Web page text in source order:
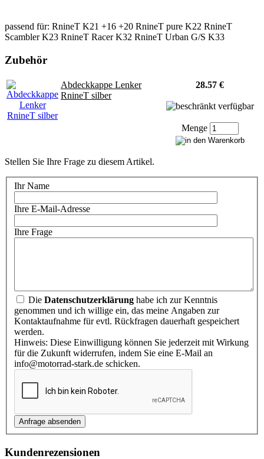
passend für: RnineT K21 +16 +20 RnineT pure K22 RnineT
Scambler K23 RnineT Racer K32 RnineT Urban G/S K33
Zubehör
Abdeckkappe Lenker
RnineT silber
28.57 €
Menge
Stellen Sie Ihre Frage zu diesem Artikel.
Ihr Name
Ihre E-Mail-Adresse
Ihre Frage
Die Datenschutzerklärung habe ich zur Kenntnis
genommen und ich willige ein, das meine Angaben zur
Kontaktaufnahme für evtl. Rückfragen dauerhaft gespeichert
werden.
Hinweis: Diese Einwilligung können Sie jederzeit mit Wirkung
für die Zukunft widerrufen, indem Sie eine E-Mail an
info@motorrad-stark.de schicken.
Kundenrezensionen